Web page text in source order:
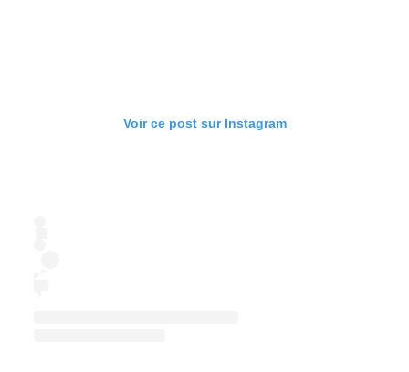
Voir ce post sur Instagram